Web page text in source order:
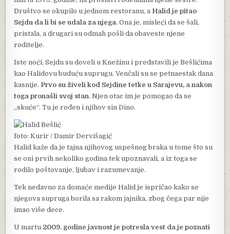
Društvo se okupilo u jednom restoranu, a Halid je pitao
Sejdu da li bi se udala za njega. Ona je, misleći da se šali,
pristala, a drugari su odmah pošli da obaveste njene
roditelje.
Iste noći, Sejdu su doveli u Knežinu i predstavili je Bešlićima
kao Halidovu buduću suprugu. Venčali su se petnaestak dana
kasnije. Prvo su živeli kod Sejdine tetke u Sarajevu, a nakon
toga pronašli svoj stan. Njen otac im je pomogao da se
„skuće“. Tu je rođen i njihov sin Dino.
foto: Kurir / Damir Dervišagić
Halid kaže da je tajna njihovog uspešnog braka u tome što su
se oni prvih nekoliko godina tek upoznavali, a iz toga se
rodilo poštovanje, ljubav i razumevanje.
Tek nedavno za domaće medije Halid je ispričao kako se
njegova supruga borila sa rakom jajnika, zbog čega par nije
imao više dece.
U martu 2009. godine javnost je potresla vest da je poznati